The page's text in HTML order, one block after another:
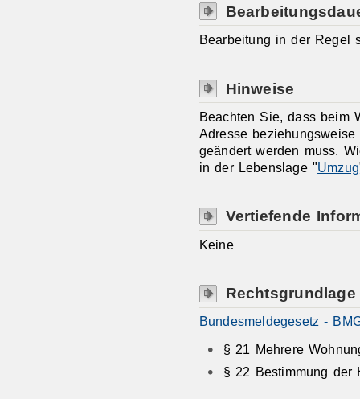
Bearbeitung in der Regel
Hinweise
Beachten Sie, dass beim
Adresse
geändert werden muss.
in der Lebenslage "Umzug
Vertiefende
Keine
Rechtsgrundlage
Bundesmeldegesetz -
§ 21 Mehrere
§ 22 Bestimmung der